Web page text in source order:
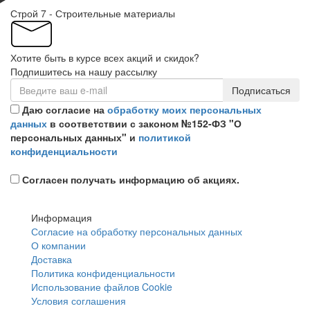
Строй 7 - Строительные материалы
Хотите быть в курсе всех акций и скидок?
Подпишитесь на нашу рассылку
Подписаться
Даю согласие на обработку моих персональных
данных в соответствии с законом №152-ФЗ "О
персональных данных" и политикой
конфиденциальности
Согласен получать информацию об акциях.
Информация
Согласие на обработку персональных данных
О компании
Доставка
Политика конфиденциальности
Использование файлов Cookie
Условия соглашения